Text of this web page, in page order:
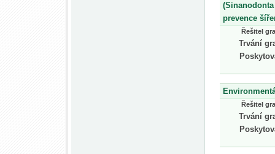
prevence
Řešitel
Trvání
Řešitel
Trvání